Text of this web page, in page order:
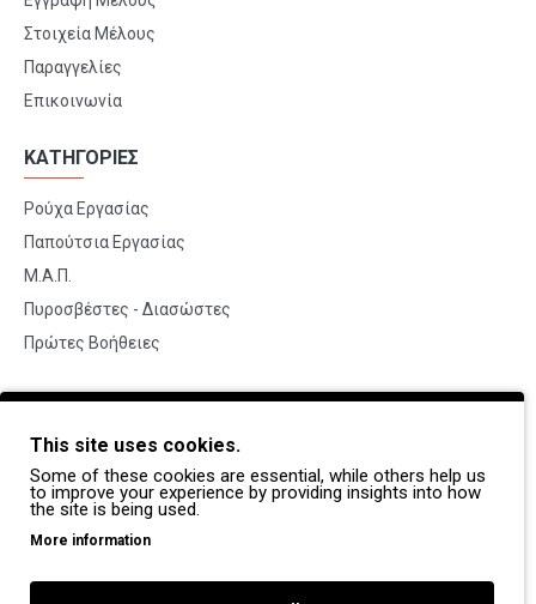
Στοιχεία Μέλους
Παραγγελίες
Επικοινωνία
ΚΑΤΗΓΟΡΙΕΣ
Ρούχα Εργασίας
Παπούτσια Εργασίας
Μ.Α.Π.
Πυροσβέστες - Διασώστες
Πρώτες Βοήθειες
BRANDS
Payper
Dike
Coverguard
Portwest
Exena
This site uses cookies.
Some of these cookies are essential, while others help us
to improve your experience by providing insights into how
the site is being used.
More information